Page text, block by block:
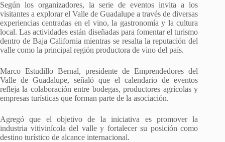
Según los organizadores, la serie de eventos invita a los
visitantes a explorar el Valle de Guadalupe a través de diversas
experiencias centradas en el vino, la gastronomía y la cultura
local. Las actividades están diseñadas para fomentar el turismo
dentro de Baja California mientras se resalta la reputación del
valle como la principal región productora de vino del país.
Marco Estudillo Bernal, presidente de Emprendedores del
Valle de Guadalupe, señaló que el calendario de eventos
refleja la colaboración entre bodegas, productores agrícolas y
empresas turísticas que forman parte de la asociación.
Agregó que el objetivo de la iniciativa es promover la
industria vitivinícola del valle y fortalecer su posición como
destino turístico de alcance internacional.